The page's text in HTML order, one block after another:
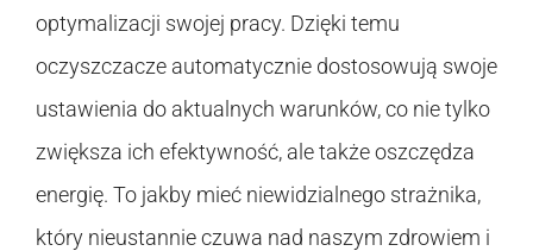
optymalizacji swojej pracy. Dzięki temu
oczyszczacze automatycznie dostosowują swoje
ustawienia do aktualnych warunków, co nie tylko
zwiększa ich efektywność, ale także oszczędza
energię. To jakby mieć niewidzialnego strażnika,
który nieustannie czuwa nad naszym zdrowiem i